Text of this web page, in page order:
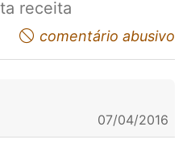
receita
comentário abusivo
07/04/2016